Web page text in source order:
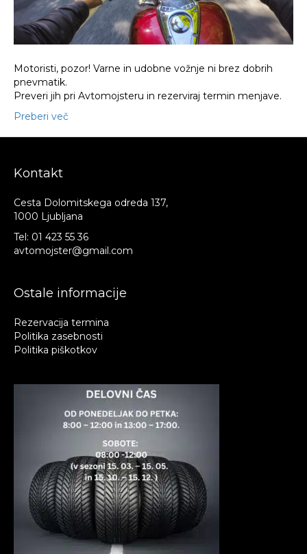
Motoristi, pozor! Varne in udobne vožnje ni brez dobrih
pnevmatik.
Preveri jih pri Avtomojsteru in rezerviraj termin menjave.
Preberi več
Kontakt
Cesta Dolomitskega odreda 137,
1000 Ljubljana
Tel: 01 423 55 36
avtomojster@gmail.com
Ostale informacije
Rezervacija termina
Politika zasebnosti
Politika piškotkov